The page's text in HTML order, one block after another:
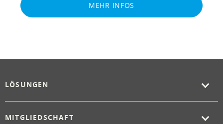
MEHR INFOS
LÖSUNGEN
MITGLIEDSCHAFT